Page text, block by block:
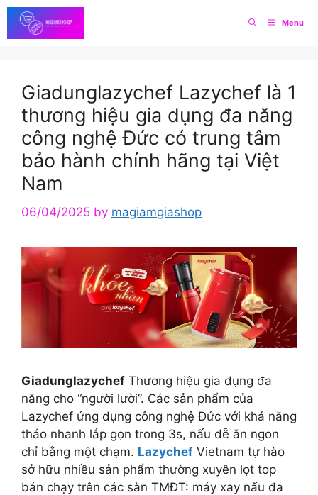
Skip
to
content
Menu
Giadunglazychef Lazychef là 1
thương hiệu gia dụng đa năng
công nghệ Đức có trung tâm
bảo hành chính hãng tại Việt
Nam
06/04/2025 by magiamgiashop
Giadunglazychef Thương hiệu gia dụng đa
năng cho “người lười”. Các sản phẩm của
Lazychef ứng dụng công nghệ Đức với khả năng
tháo nhanh lắp gọn trong 3s, nấu dễ ăn ngon
chỉ bằng một chạm. Lazychef Vietnam tự hào
sở hữu nhiều sản phẩm thường xuyên lọt top
bán chạy trên các sàn TMĐT: máy xay nấu đa